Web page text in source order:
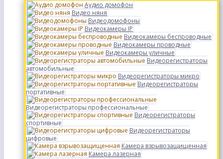
Аудио домофон
Видео няня
Видеодомофоны
Видеокамеры IP
Видеокамеры беспроводные
Видеокамеры проводные
Видеокамеры уличные
Видеорегистраторы
автомобильные
Видеорегистраторы микро
Видеорегистраторы
портативные
Видеорегистраторы профессиональные
Видеорегистраторы
спортивные
Видеорегистраторы
цифровые
Камера взрывозащищенная
Камера лазерная